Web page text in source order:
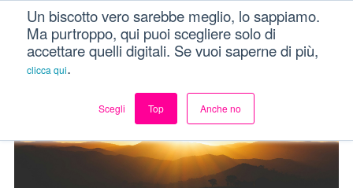
Un biscotto vero sarebbe meglio, lo sappiamo.
Ma purtroppo, qui puoi scegliere solo di
accettare quelli digitali. Se vuoi saperne di più,
clicca qui.
Scegli Top Anche no
Menu